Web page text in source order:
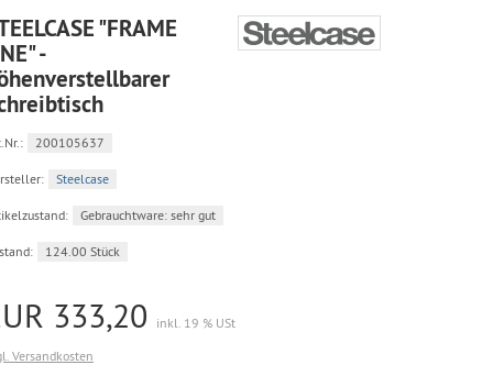
"FRAME
-
200105637
Steelcase
Gebrauchtware: sehr gut
124.00 Stück
333,20
inkl. 19 % USt
Versandkosten